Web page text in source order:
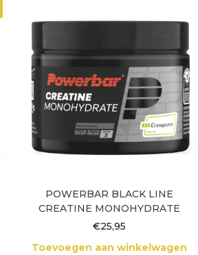
POWERBAR BLACK LINE
CREATINE MONOHYDRATE
€25,95
Toevoegen aan winkelwagen